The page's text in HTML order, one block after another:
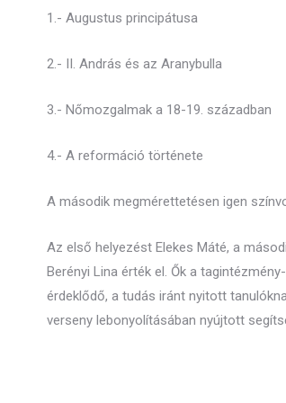
1.- Augustus principátusa
2.- II. András és az Aranybulla
3.- Nőmozgalmak a 18-19. században
4.- A reformáció története
A második megmérettetésen igen
Az első helyezést Elekes Máté, a
Berényi Lina érték el. Ők a
érdeklődő, a tudás iránt nyitott
verseny lebonyolításában nyújtott